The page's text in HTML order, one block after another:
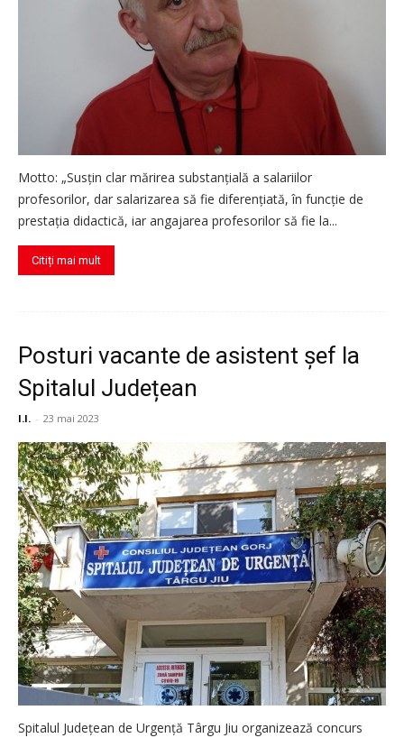
Motto: „Susțin clar mărirea substanțială a salariilor
profesorilor, dar salarizarea să fie diferențiată, în funcție de
prestația didactică, iar angajarea profesorilor să fie la...
Citiți mai mult
Posturi vacante de asistent șef la
Spitalul Județean
I.I. - 23 mai 2023
Spitalul Judeţean de Urgenţă Târgu Jiu organizează concurs